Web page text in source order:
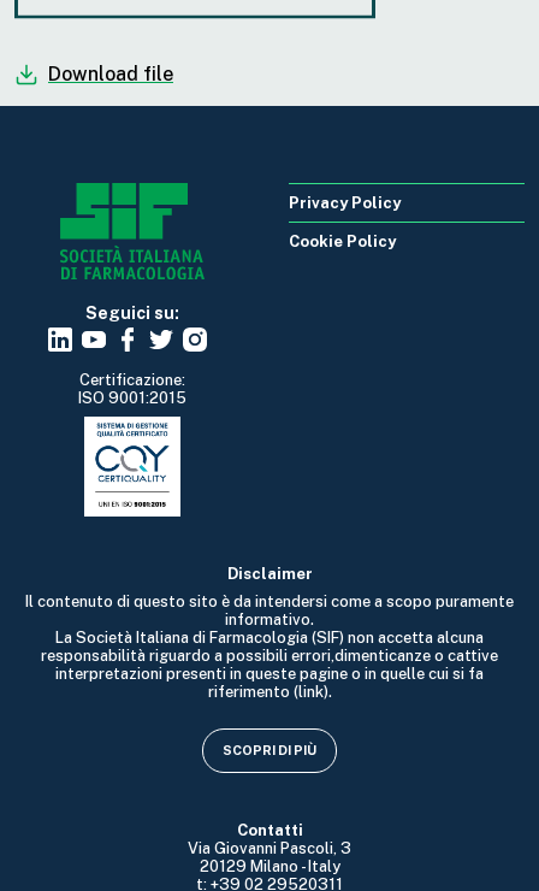
Download file
Seguici su:
Certificazione:
ISO 9001:2015
Contatti
Via Giovanni Pascoli, 3
20129 Milano - Italy
t: +39 02 29520311
Disclaimer
Il contenuto di questo sito è da intendersi come a scopo puramente
informativo.
La Società Italiana di Farmacologia (SIF) non accetta alcuna
responsabilità riguardo a possibili errori,dimenticanze o cattive
interpretazioni presenti in queste pagine o in quelle cui si fa
riferimento (link).
SCOPRI DI PIÙ
Privacy Policy
Cookie Policy